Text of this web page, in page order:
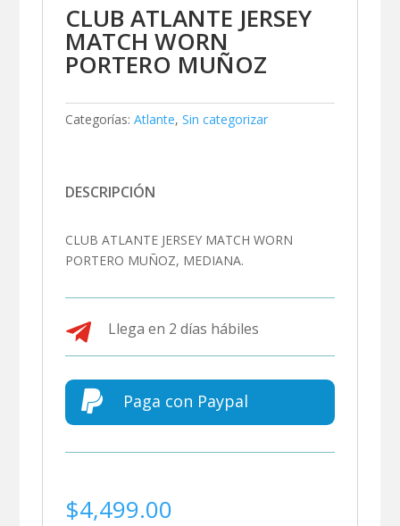
CLUB ATLANTE JERSEY
MATCH WORN
PORTERO MUÑOZ
Categorías: Atlante,Sin categorizar
DESCRIPCIÓN
CLUB ATLANTE JERSEY MATCH WORN
PORTERO MUÑOZ, MEDIANA.
 Llega en 2 días hábiles
 Paga con Paypal
$4,499.00